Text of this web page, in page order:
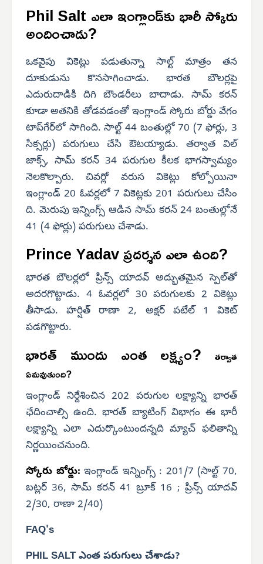
Phil Salt ఎలా ఇంగ్లాండ్‌కు భారీ స్కోరు
అందించాడు?
ఒకవైపు వికెట్లు పడుతున్నా సాల్ట్ మాత్రం తన
దూకుడును కొనసాగించాడు. భారత బౌలర్లపై
ఎదురుదాడికి దిగి బౌండరీలు బాదాడు. సామ్ కరన్
కూడా అతనికి తోడవడంతో ఇంగ్లాండ్ స్కోరు బోర్డు వేగం
టాప్‌గేర్‌లో సాగింది. సాల్ట్ 44 బంతుల్లో 70 (7 ఫోర్లు, 3
సిక్సర్లు) పరుగులు చేసి ఔటయ్యాడు. తర్వాత విల్
జాక్స్, సామ్ కరన్ 34 పరుగుల కీలక భాగస్వామ్యం
నెలకొల్పారు. చివర్లో వరుస వికెట్లు కోల్పోయినా
ఇంగ్లాండ్ 20 ఓవర్లలో 7 వికెట్లకు 201 పరుగులు చేసిం
ది. మెరుపు ఇన్నింగ్స్ ఆడిన సామ్ కరన్ 24 బంతుల్లోనే
41 (4 ఫోర్లు) పరుగులు చేశాడు.
Prince Yadav ప్రదర్శన ఎలా ఉంది?
భారత బౌలర్లలో ప్రిన్స్ యాదవ్ అద్భుతమైన స్పెల్‌తో
అదరగొట్టాడు. 4 ఓవర్లలో 30 పరుగులకు 2 వికెట్లు
తీసాడు. హర్షిత్ రాణా 2, అక్షర్ పటేల్ 1 వికెట్
పడగొట్టారు.
భారత్ ముందు ఎంత లక్ష్యం?
తర్వాత
ఏమవుతుంది?
ఇంగ్లాండ్ నిర్దేశించిన 202 పరుగుల లక్ష్యాన్ని భారత్
ఛేదించాల్సి ఉంది. భారత్ బ్యాటింగ్ విభాగం ఈ భారీ
లక్ష్యాన్ని ఎలా ఎదుర్కొంటుందన్నది మ్యాచ్ ఫలితాన్ని
నిర్ణయించనుంది.
స్కోరు బోర్డు:ఇంగ్లాండ్ ఇన్నింగ్స్ : 201/7 (సాల్ట్ 70,
బట్లర్ 36, సామ్ కరన్ 41 బ్రూక్ 16 ; ప్రిన్స్ యాదవ్
2/30, రాణా 2/40)
FAQ's
PHIL SALT ఎంత పరుగులు చేశాడు?